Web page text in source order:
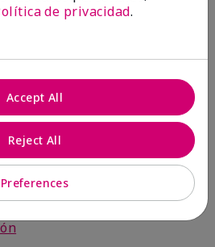
are usually hard to
to these products!
a un amigo
útil esta
de privacidad.
Preferences
Reject All
Accept All